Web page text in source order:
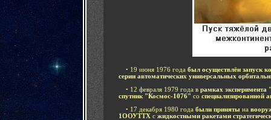
• 19 июня 1976 года был осуществлён запуск
серии автоматических универсальных
• 12 февраля 1979 года в рамках
спутник "Космос-1076" со специализированной
• 17 декабря 1980 года были приняты на
1ООУТТХ с жидкостными ракетами